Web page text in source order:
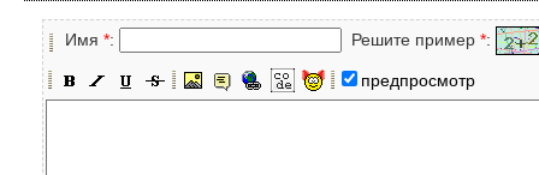
Имя *: Решите пример *:
предпросмотр